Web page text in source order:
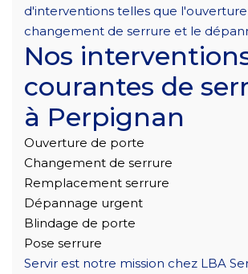
d'interventions telles que
changement de serrure et le
Nos
courantes de
à Perpignan
Ouverture de porte
Changement de serrure
Remplacement serrure
Dépannage urgent
Blindage de porte
Pose serrure
Servir est notre mission chez LBA